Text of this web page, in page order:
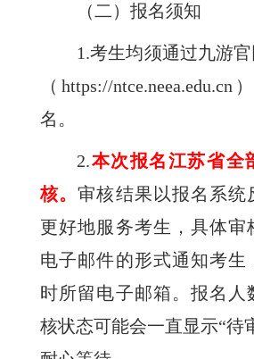
（二）报名须知
1.考生均须通过九游
（ https://
名。
2.本次报名江苏省全
核。审核结果以报名系统
更好地服务考生，具体审
电子邮件的形式通知考生
时所留电子邮箱。报名人
核状态可能会一直显示“待